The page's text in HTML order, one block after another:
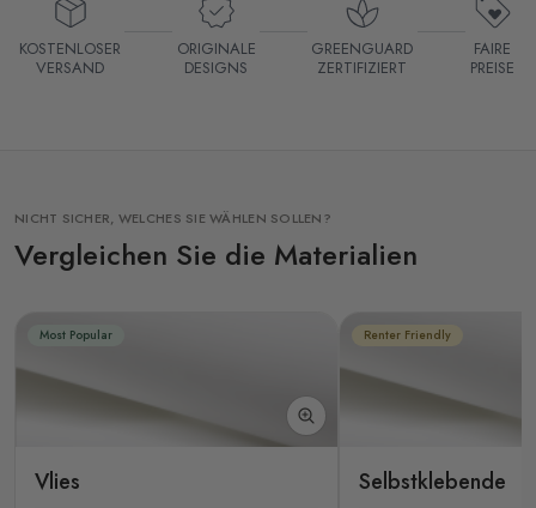
KOSTENLOSER
VERSAND
ORIGINALE
DESIGNS
GREENGUARD
ZERTIFIZIERT
FAIRE
PREISE
NICHT SICHER, WELCHES SIE WÄHLEN SOLLEN?
Vergleichen Sie die Materialien
Most Popular
Vlies
Renter Friendly
Selbstklebende